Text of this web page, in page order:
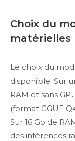
Choix du
matérielles
Le choix du
disponible. Sur
RAM et sans
(format GGUF
Sur 16 Go de
des inférences